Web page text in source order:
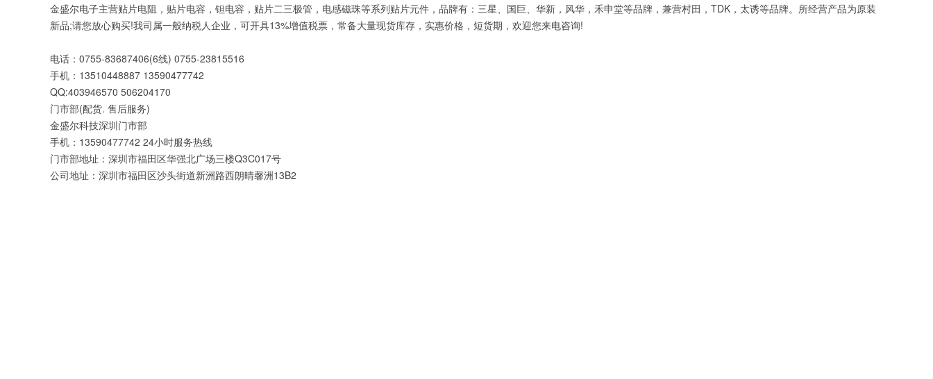
金盛尔电子主营贴片电阻，贴片电容，钽电容，贴片二三极管，电感磁珠等系列贴片元件，品牌有：三星、国巨、华新，风华，禾申堂等品牌，兼营村田，TDK，太诱等品牌。所经营产品为原装
新品;请您放心购买!我司属一般纳税人企业，可开具13%增值税票，常备大量现货库存，实惠价格，短货期，欢迎您来电咨询!
电话：0755-83687406(6线) 0755-23815516
手机：13510448887 13590477742
QQ:403946570 506204170
门市部(配货. 售后服务)
金盛尔科技深圳门市部
手机：13590477742 24小时服务热线
门市部地址：深圳市福田区华强北广场三楼Q3C017号
公司地址：深圳市福田区沙头街道新洲路西朗晴馨洲13B2